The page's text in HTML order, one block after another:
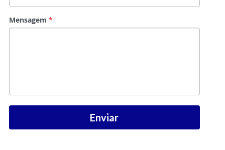
Mensagem *
Enviar